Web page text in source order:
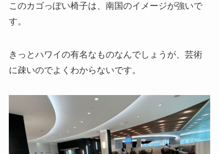
このカゴっぽい椅子は、南国のイメージが強いで
す。
きっとハワイの有名なものなんでしょうが、芸術
に疎いのでよくわからないです。